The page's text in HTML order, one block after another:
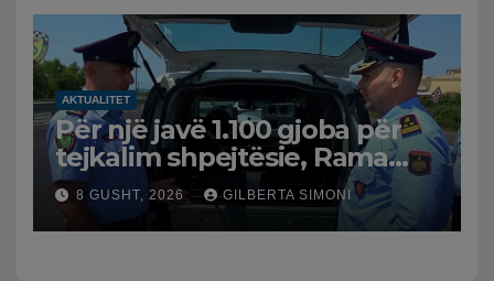
AKTUALITET
Për një javë 1.100 gjoba për
tejkalim shpejtësie, Rama
publikon videon: Kamerat e
trafikut së shpejti në
funksion
8 GUSHT, 2026 GILBERTA SIMONI